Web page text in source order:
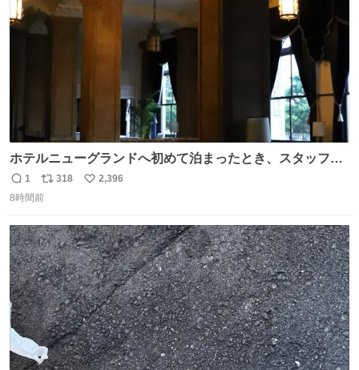
ホテルニューグランドへ初めて泊まったとき、スタッフさ
まから朝のロビーはとても綺麗ですと教えていただいた。
薄暗がりの重厚な造りへ、まずやわらかな光が差し込み、
と移ろっていく。120分のドラマチック。
返
信
1
リ
ポ
ト
数
318
い
数
2,396
8時間前